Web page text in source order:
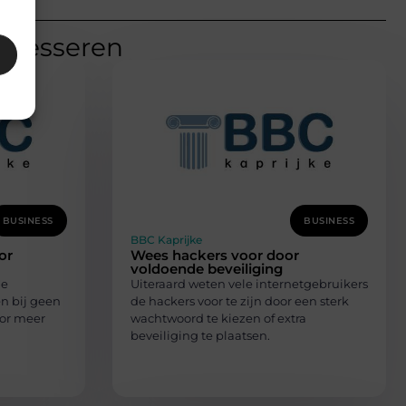
BUSINESS
bij geen
meer
BUSINESS
BBC Kaprijke
Wees hackers voor door
voldoende beveiliging
Uiteraard weten vele internetgebruikers
de hackers voor te zijn door een sterk
wachtwoord te kiezen of extra
beveiliging te plaatsen.